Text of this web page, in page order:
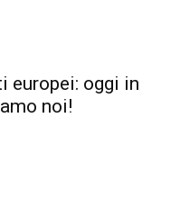
europei: oggi in
noi!